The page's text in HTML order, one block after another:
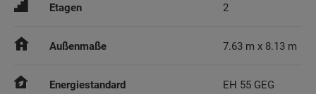
Etagen 2
Außenmaße 7.63 m x 8.13 m
Energiestandard EH 55 GEG